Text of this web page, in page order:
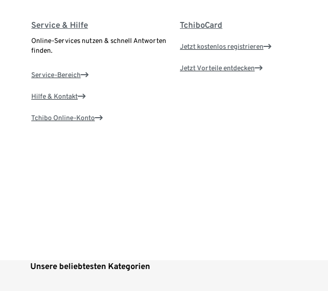
Service & Hilfe
Online-Services nutzen & schnell Antworten
finden.
Service-Bereich
Hilfe & Kontakt
Tchibo Online-Konto
TchiboCard
Jetzt kostenlos registrieren
Jetzt Vorteile entdecken
Unsere beliebtesten Kategorien